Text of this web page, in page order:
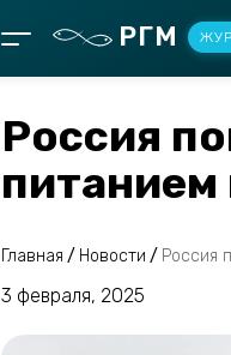
РГМ
Россия
Главная / Новости / Россия
3 февраля, 2025